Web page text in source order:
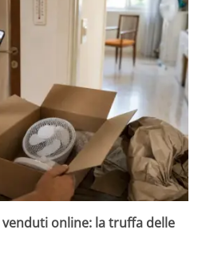
online: la truffa delle